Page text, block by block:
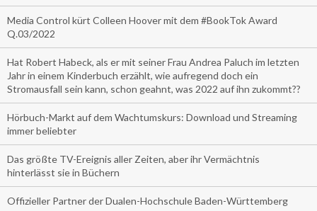
Media Control kürt Colleen Hoover mit dem #BookTok Award
Q.03/2022
Hat Robert Habeck, als er mit seiner Frau Andrea Paluch im letzten
Jahr in einem Kinderbuch erzählt, wie aufregend doch ein
Stromausfall sein kann, schon geahnt, was 2022 auf ihn zukommt??
Hörbuch-Markt auf dem Wachtumskurs: Download und Streaming
immer beliebter
Das größte TV-Ereignis aller Zeiten, aber ihr Vermächtnis
hinterlässt sie in Büchern
Offizieller Partner der Dualen-Hochschule Baden-Württemberg